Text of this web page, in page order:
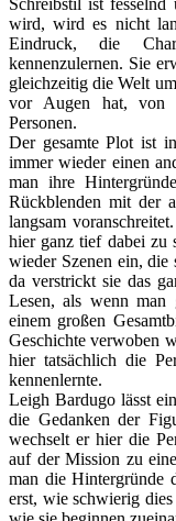
wird, wird es nicht
Eindruck, die
kennenzulernen. Sie
gleichzeitig die Welt
vor Augen hat, von
Personen.
Der gesamte Plot ist
immer wieder einen
man ihre
Rückblenden mit der
langsam
hier ganz tief dabei zu
wieder Szenen ein, die
da verstrickt sie das
Lesen, als wenn man
einem großen
Geschichte verwoben
hier tatsächlich die
kennenlernte.
Leigh Bardugo lässt
die Gedanken der
wechselt er hier die
auf der Mission zu
man die Hintergründe
erst, wie schwierig